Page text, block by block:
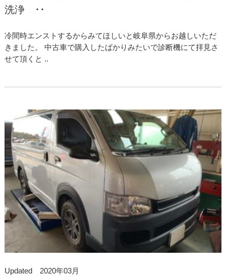
洗浄 ･･
冷間時エンストするからみてほしいと岐阜県からお越しいただ
きました。 中古車で購入したばかりみたいで診断機にて拝見さ
せて頂くと ..
Updated 2020年03月